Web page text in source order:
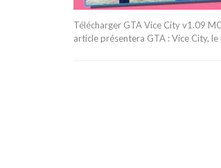
Télécharger GTA Vice City v1.09
article présentera GTA : Vice City,